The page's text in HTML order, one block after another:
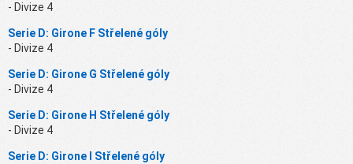
- Divize 4
Serie D: Girone F Střelené góly
- Divize 4
Serie D: Girone G Střelené góly
- Divize 4
Serie D: Girone H Střelené góly
- Divize 4
Serie D: Girone I Střelené góly